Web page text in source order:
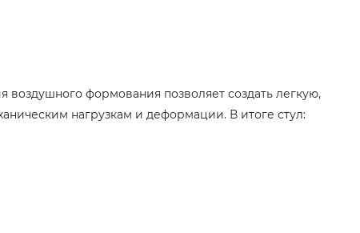
воздушного формования позволяет создать легкую,
нагрузкам и деформации. В итоге стул: